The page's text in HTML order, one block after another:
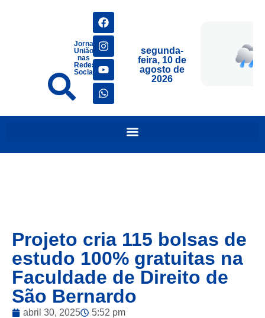
Jornais
União
nas
Redes
Sociais
segunda-
feira, 10 de
agosto de
2026
Projeto cria 115 bolsas de
estudo 100% gratuitas na
Faculdade de Direito de
São Bernardo
abril 30, 2025 5:52 pm